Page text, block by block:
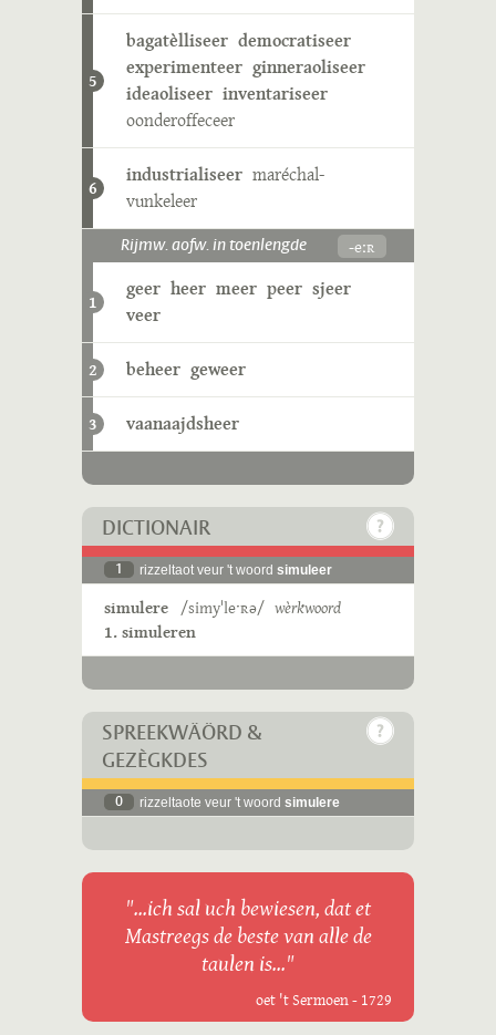
5
bagatèlliseer democratiseer
experimenteer ginneraoliseer
ideaoliseer inventariseer
oonderoffeceer
6
industrialiseer maréchal-
vunkeleer
Rijmw. aofw. in toenlengde -eːʀ
1
geer heer meer peer sjeer
veer
2 beheer geweer
3 vaanaajdsheer
DICTIONAIR
1 rizzeltaot veur 't woord simuleer
simulere /simyˈleˑʀə/ wèrkwoord
1. simuleren
SPREEKWÄÖRD &
GEZÈGKDES
0 rizzeltaote veur 't woord simulere
"...ich sal uch bewiesen, dat et
Mastreegs de beste van alle de
taulen is..."
oet 't Sermoen - 1729